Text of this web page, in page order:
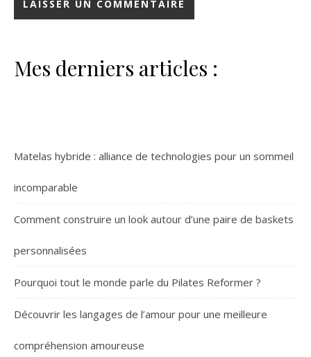
Mes derniers articles :
Matelas hybride : alliance de technologies pour un sommeil
incomparable
Comment construire un look autour d’une paire de baskets
personnalisées
Pourquoi tout le monde parle du Pilates Reformer ?
Découvrir les langages de l’amour pour une meilleure
compréhension amoureuse